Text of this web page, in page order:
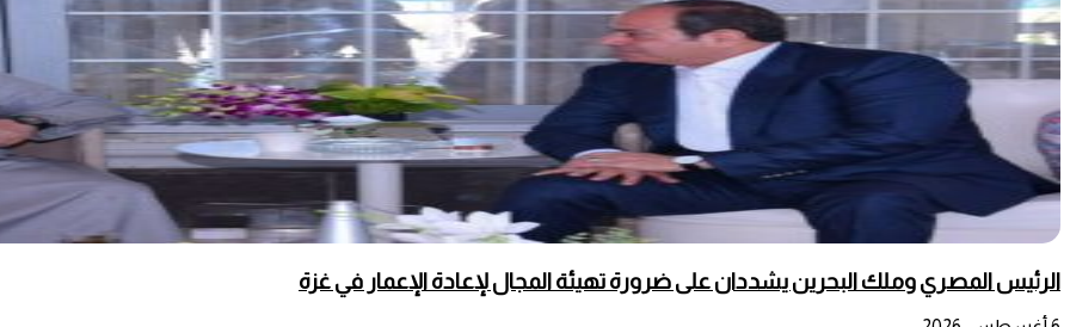
الرئيس المصري وملك البحرين يشددان على ضرورة تهيئة المجال لإعادة الإعمار في غزة